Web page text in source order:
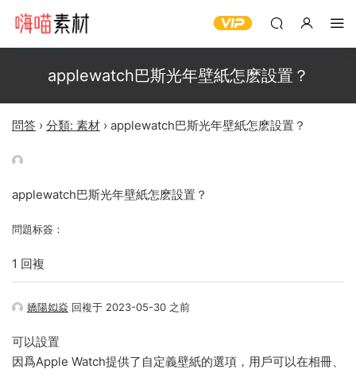
applewatch巴斯光年壁紙怎麽設置？
問答 › 分類: 素材 › applewatch巴斯光年壁紙怎麽設置？
applewatch巴斯光年壁紙怎麽設置？
問題标簽：
1 回複
嬌陽姒焱 回複于 2023-05-30 之前
可以設置
因爲Apple Watch提供了自定義壁紙的選項，用戶可以在相冊、